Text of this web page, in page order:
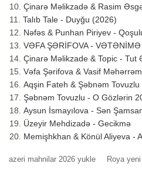
Çinarə Məlikzadə & Rasim
Talıb Tale - Duyğu (2026)
Nəfəs & Punhan Piriyev -
VƏFA ŞƏRİFOVA - VƏTƏNİMƏ
Çinarə Məlikzade & Topic - Tut
Vəfa Şərifova & Vasif
Aqşin Fateh & Şəbnəm Tovuzlu
Şəbnəm Tovuzlu - O Gözlərin
Aysun İsmayılova - Sən
Üzeyir Mehdizadə - Gecikmə
Memişhkhan & Könül Aliyeva -
azeri mahnilar 2026 yukle Roya